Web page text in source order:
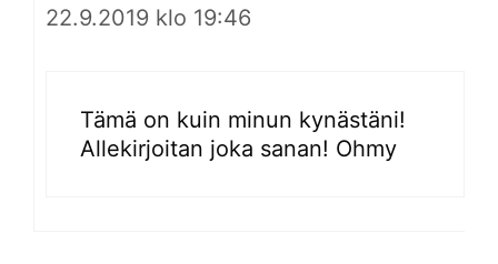
22.9.2019 klo 19:46
Tämä on kuin minun kynästäni!
Allekirjoitan joka sanan! Ohmy